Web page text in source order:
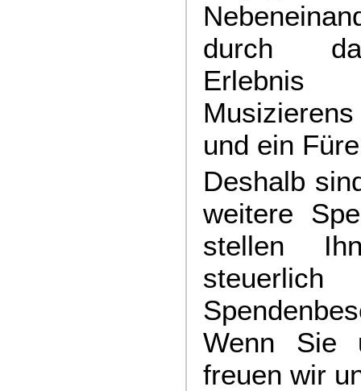
durch
Erlebnis
und ein
Deshalb
weitere
stellen
Wenn Sie
freuen wir